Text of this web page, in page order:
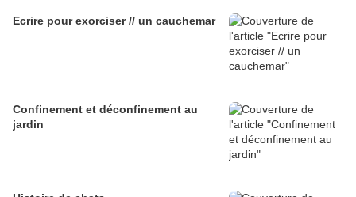
Ecrire pour exorciser // un cauchemar
Confinement et déconfinement au
jardin